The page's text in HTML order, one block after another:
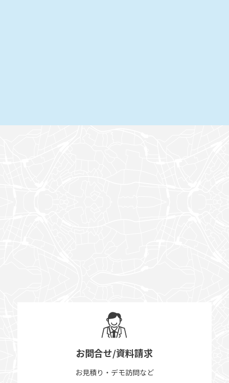
お問合せ/資料請求
お見積り・デモ訪問など